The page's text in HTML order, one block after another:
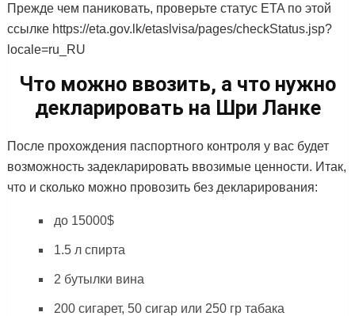
Прежде чем паниковать, проверьте статус ETA по этой
ссылке https://eta.gov.lk/etaslvisa/pages/checkStatus.jsp?
locale=ru_RU
Что можно ввозить, а что нужно
декларировать на Шри Ланке
После прохождения паспортного контроля у вас будет
возможность задекларировать ввозимые ценности. Итак,
что и сколько можно провозить без декларирования:
до 15000$
1.5 л спирта
2 бутылки вина
200 сигарет, 50 сигар или 250 гр табака